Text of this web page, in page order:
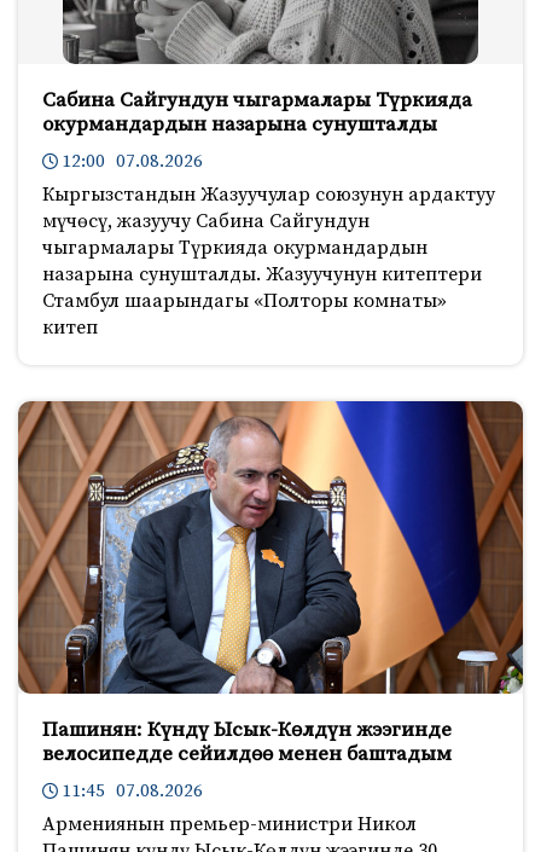
Сабина Сайгундун чыгармалары Түркияда
окурмандардын назарына сунушталды
12:00 07.08.2026
Кыргызстандын Жазуучулар союзунун ардактуу
мүчөсү, жазуучу Сабина Сайгундун
чыгармалары Түркияда окурмандардын
назарына сунушталды. Жазуучунун китептери
Стамбул шаарындагы «Полторы комнаты»
китеп
Пашинян: Күндү Ысык-Көлдүн жээгинде
велосипедде сейилдөө менен баштадым
11:45 07.08.2026
Армениянын премьер-министри Никол